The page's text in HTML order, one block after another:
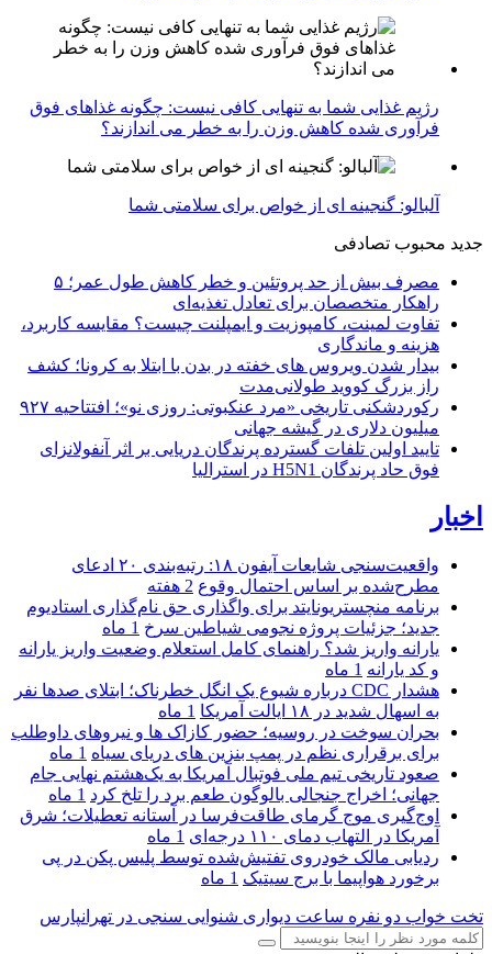
رژیم غذایی شما به تنهایی کافی نیست: چگونه غذاهای فوق
فرآوری شده کاهش وزن را به خطر می اندازند؟
آلبالو: گنجینه ای از خواص برای سلامتی شما
جدید محبوب تصادفی
مصرف بیش از حد پروتئین و خطر کاهش طول عمر؛ ۵
راهکار متخصصان برای تعادل تغذیه‌ای
تفاوت لمینت، کامپوزیت و ایمپلنت چیست؟ مقایسه کاربرد،
هزینه و ماندگاری
بیدار شدن ویروس‌ های خفته در بدن با ابتلا به کرونا؛ کشف
راز بزرگ کووید طولانی‌مدت
رکوردشکنی تاریخی «مرد عنکبوتی: روزی نو»؛ افتتاحیه ۹۲۷
میلیون دلاری در گیشه جهانی
تایید اولین تلفات گسترده پرندگان دریایی بر اثر آنفولانزای
فوق حاد پرندگان H5N1 در استرالیا
اخبار
واقعیت‌سنجی شایعات آیفون ۱۸: رتبه‌بندی ۲۰ ادعای
مطرح‌شده بر اساس احتمال وقوع 2 هفته
برنامه منچستریونایتد برای واگذاری حق نام‌گذاری استادیوم
جدید؛ جزئیات پروژه نجومی شیاطین سرخ 1 ماه
یارانه واریز شد؟ راهنمای کامل استعلام وضعیت واریز یارانه
و کد یارانه 1 ماه
هشدار CDC درباره شیوع یک انگل خطرناک؛ ابتلای صدها نفر
به اسهال شدید در ۱۸ ایالت آمریکا
1 ماه
بحران سوخت در روسیه؛ حضور کازاک‌ ها و نیروهای داوطلب
برای برقراری نظم در پمپ بنزین‌ های دریای سیاه 1 ماه
صعود تاریخی تیم ملی فوتبال آمریکا به یک‌هشتم نهایی جام
جهانی؛ اخراج جنجالی بالوگون طعم برد را تلخ کرد 1 ماه
اوج‌گیری موج گرمای طاقت‌فرسا در آستانه تعطیلات؛ شرق
آمریکا در التهاب دمای ۱۱۰ درجه‌ای
1 ماه
ردیابی مالک خودروی تفتیش‌شده توسط پلیس پکن در پی
برخورد هواپیما با برج سیتیک 1 ماه
تخت خواب دو نفره ساعت دیواری شنوایی سنجی در تهرانپارس